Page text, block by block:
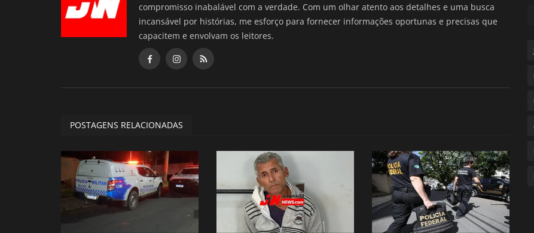
compromisso inabalável com a verdade. Com um olhar atento aos detalhes e uma busca
incansável por histórias, me esforço para fornecer informações oportunas e precisas que
capacitem e envolvam os leitores.
POSTAGENS RELACIONADAS